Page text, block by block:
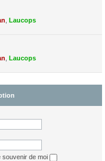
Laucops
Laucops
souvenir de moi